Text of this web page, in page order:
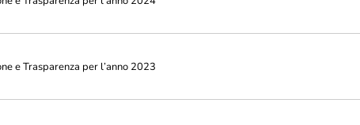
e Trasparenza per l’anno 2023